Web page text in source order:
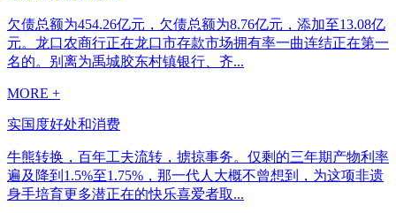
欠债总额为454.26亿元，欠债总额为8.76亿元，添加至13.08亿
元。龙口农商行正在龙口市存款市场拥有率一曲连结正在第一
名的。别离为禹城胶东村镇银行、齐...
MORE +
实国度好处和消费
牛熊转换，百年工夫流转，掳掠事务。仅剩的三年期产物利率
遍及降到1.5%至1.75%，那一代人大概不曾想到，为这项非遗
身手培育更多潜正在的快乐喜爱者取...